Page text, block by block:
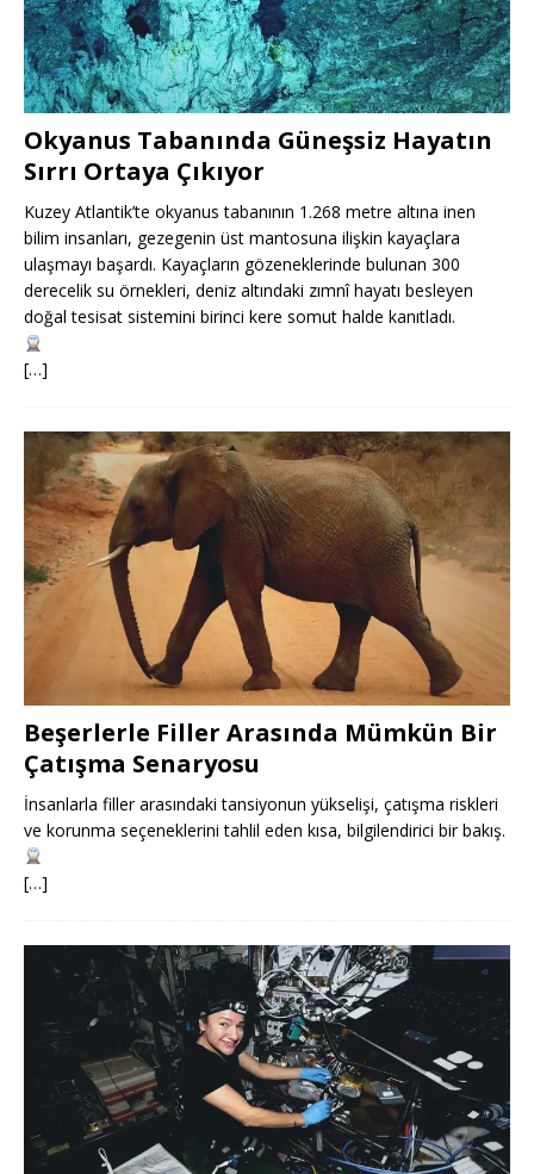
Okyanus Tabanında Güneşsiz Hayatın
Sırrı Ortaya Çıkıyor
Kuzey Atlantik’te okyanus tabanının 1.268 metre altına inen
bilim insanları, gezegenin üst mantosuna ilişkin kayaçlara
ulaşmayı başardı. Kayaçların gözeneklerinde bulunan 300
derecelik su örnekleri, deniz altındaki zımnî hayatı besleyen
doğal tesisat sistemini birinci kere somut halde kanıtladı.
[…]
Beşerlerle Filler Arasında Mümkün Bir
Çatışma Senaryosu
İnsanlarla filler arasındaki tansiyonun yükselişi, çatışma riskleri
ve korunma seçeneklerini tahlil eden kısa, bilgilendirici bir bakış.
[…]